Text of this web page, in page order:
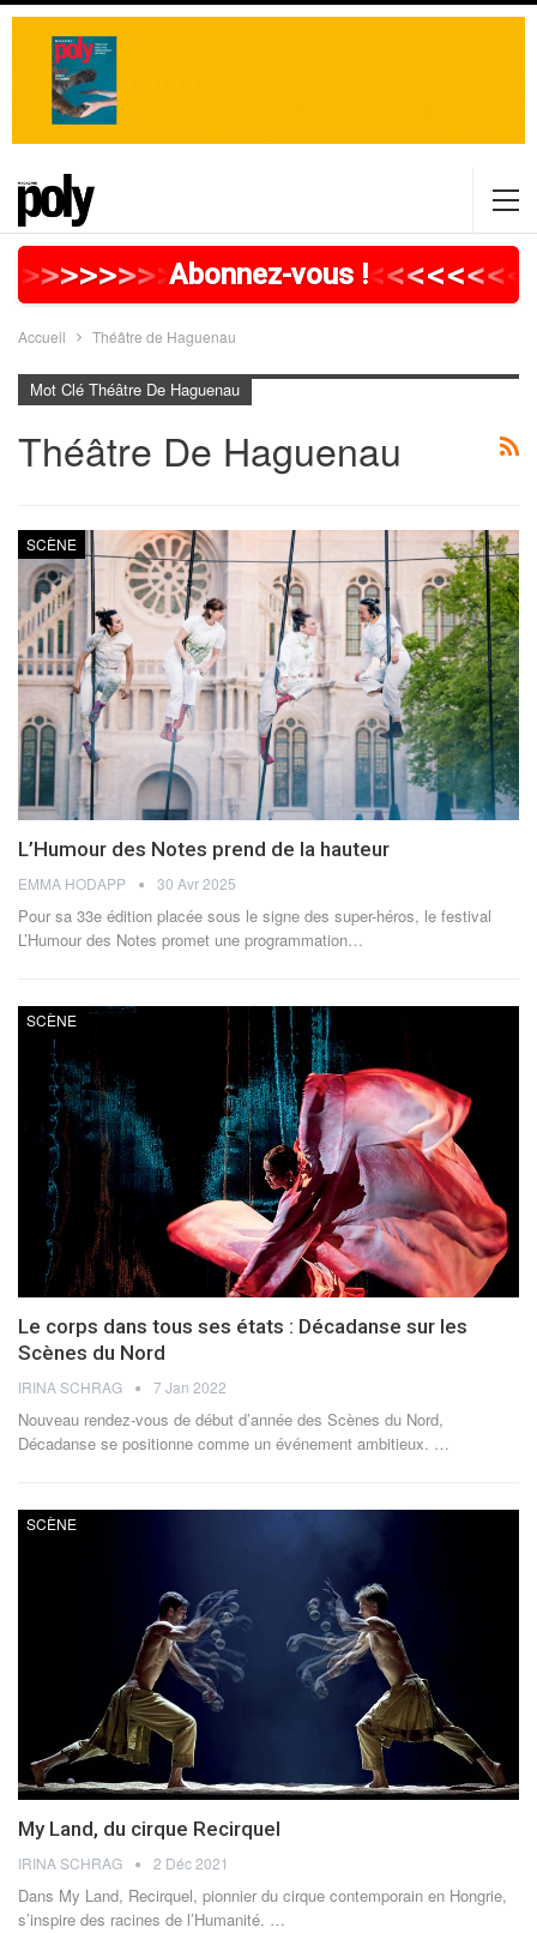
>>>>>>>>>>>>>>>>>
Abonnez-vous !<<<<<<<<
Accueil Théâtre de Haguenau
Mot Clé Théâtre De Haguenau
Théâtre De Haguenau
SCÈNE
L’Humour des Notes prend de la hauteur
EMMA HODAPP 30 Avr 2025
Pour sa 33e édition placée sous le signe des super-héros, le festival
L’Humour des Notes promet une programmation…
SCÈNE
Le corps dans tous ses états : Décadanse sur les
Scènes du Nord
IRINA SCHRAG 7 Jan 2022
Nouveau rendez-vous de début d’année des Scènes du Nord,
Décadanse se positionne comme un événement ambitieux. …
SCÈNE
My Land, du cirque Recirquel
IRINA SCHRAG 2 Déc 2021
Dans My Land, Recirquel, pionnier du cirque contemporain en Hongrie,
s’inspire des racines de l’Humanité. …